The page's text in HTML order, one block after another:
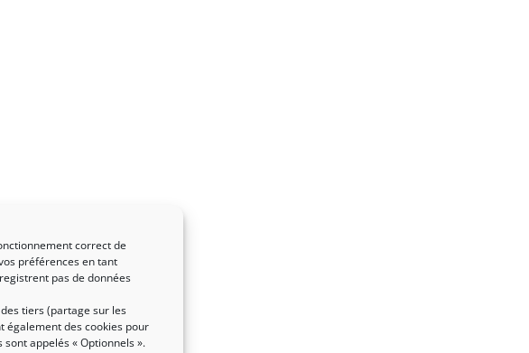
correct de
préférences en tant
pas de données
tiers (partage sur les
également des cookies pour
appelés « Optionnels ».